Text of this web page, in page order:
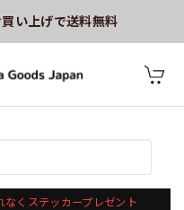
い上げで送料無料
くステッカープレゼント